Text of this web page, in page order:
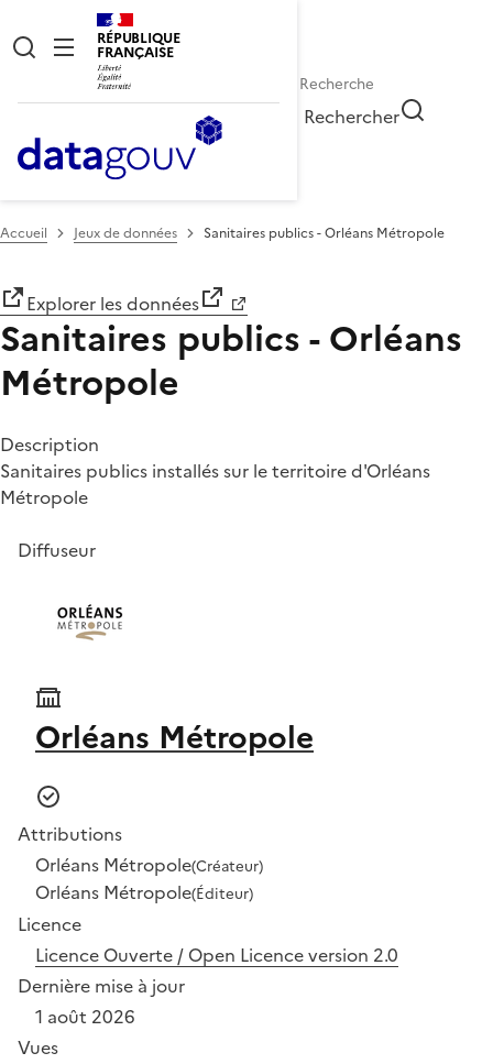
RÉPUBLIQUE
FRANÇAISE
Rechercher
Accueil Jeux de données Sanitaires publics - Orléans Métropole
Explorer les données
Sanitaires publics - Orléans
Métropole
Description
Sanitaires publics installés sur le territoire d'Orléans
Métropole
Diffuseur
Orléans Métropole
Attributions
Orléans Métropole(Créateur)
Orléans Métropole(Éditeur)
Licence
Licence Ouverte / Open Licence version 2.0
Dernière mise à jour
1 août 2026
Vues